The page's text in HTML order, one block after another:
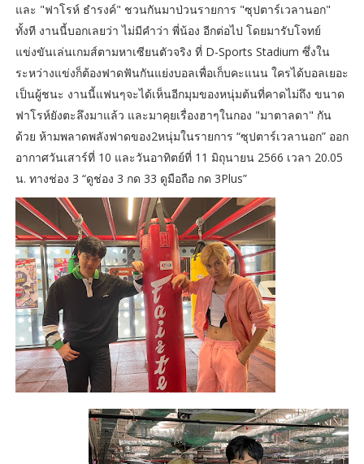
และ "ฟาโรห์ ธำรงค์" ชวนกันมาป่วนรายการ "ซุปตาร์เวลานอก"
ทั้งที งานนี้บอกเลยว่า ไม่มีคำว่า พี่น้อง อีกต่อไป โดยมารับโจทย์
แข่งขันเล่นเกมส์ตามหาเซียนตัวจริง ที่ D-Sports Stadium ซึ่งใน
ระหว่างแข่งก็ต้องฟาดฟันกันแย่งบอลเพื่อเก็บคะแนน ใครได้บอลเยอะ
เป็นผู้ชนะ งานนี้แฟนๆจะได้เห็นอีกมุมของหนุ่มต้นที่คาดไม่ถึง ขนาด
ฟาโรห์ยังตะลึงมาแล้ว และมาคุยเรื่องฮาๆในกอง "มาตาลดา" กัน
ด้วย ห้ามพลาดพลังฟาดของ2หนุ่มในรายการ “ซุปตาร์​เวลานอก” ออก
อากาศวันเสาร์ที่ 10 และวันอาทิตย์ที่ 11 มิถุนายน 2566 เวลา 20.05
น. ทางช่อง 3 “ดูช่อง 3 กด 33 ดูมือถือ กด 3Plus”